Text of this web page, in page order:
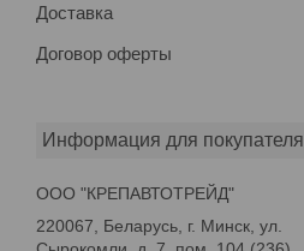
Доставка
Договор оферты
Информация для покупателя
ООО "КРЕПАВТОТРЕЙД"
220067, Беларусь, г. Минск, ул.